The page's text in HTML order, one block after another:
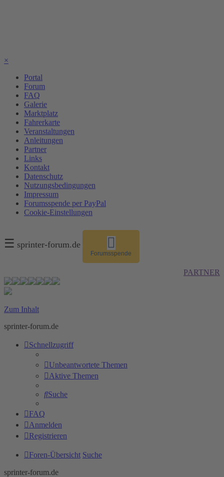
×
Portal
Forum
FAQ
Galerie
Marktplatz
Fahrerkarte
Veranstaltungen
Anleitungen
Partner
Links
Kontakt
Datenschutz
Nutzungsbedingungen
Impressum
Forumsspende per PayPal
Cookie-Einstellungen
☰ sprinter-forum.de
Forumsspende
PARTNER
Zum Inhalt
sprinter-forum.de
Schnellzugriff
Unbeantwortete Themen
Aktive Themen
Suche
FAQ
Anmelden
Registrieren
Foren-Übersicht Suche
sprinter-forum.de